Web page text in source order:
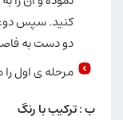
کنید. سپس
دو دست به
مرحله ی اول را
ب : ترکیب با رنگ